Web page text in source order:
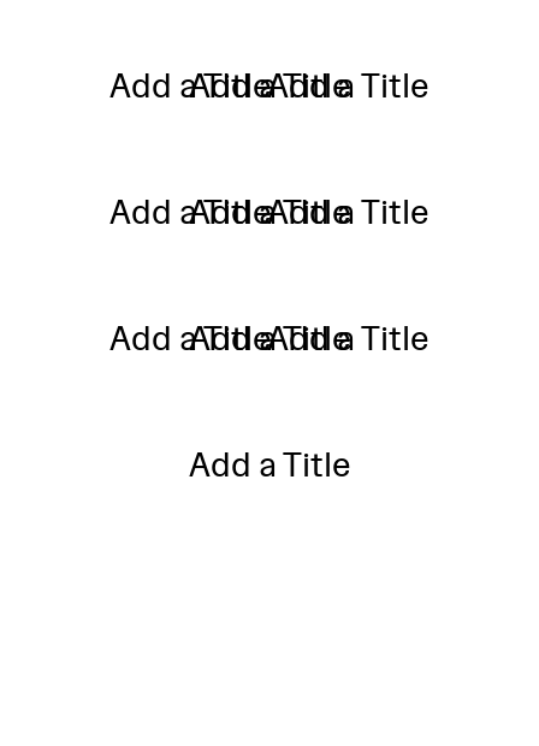
Add a TitleAdd a Title
Add a Title
Add a TitleAdd a Title
Add a Title
Add a TitleAdd a Title
Add a Title
Add a Title